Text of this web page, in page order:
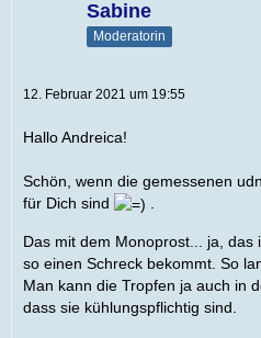
Sabine
Moderatorin
12. Februar 2021 um 19:55
Hallo Andreica!
Schön, wenn die gemessenen
für Dich sind
Das mit dem Monoprost... ja, das
so einen Schreck bekommt. So
Man kann die Tropfen ja auch in
dass sie kühlungspflichtig sind.